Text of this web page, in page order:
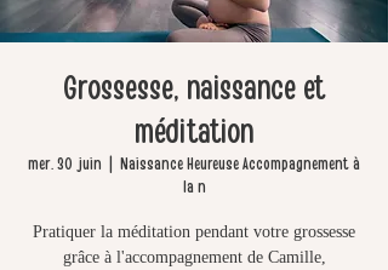
Grossesse, naissance et
méditation
mer. 30 juin
Naissance Heureuse Accompagnement à
la n
Pratiquer la méditation pendant votre grossesse
grâce à l'accompagnement de Camille,